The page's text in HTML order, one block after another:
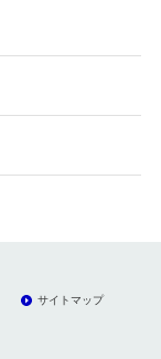
サイトマップ